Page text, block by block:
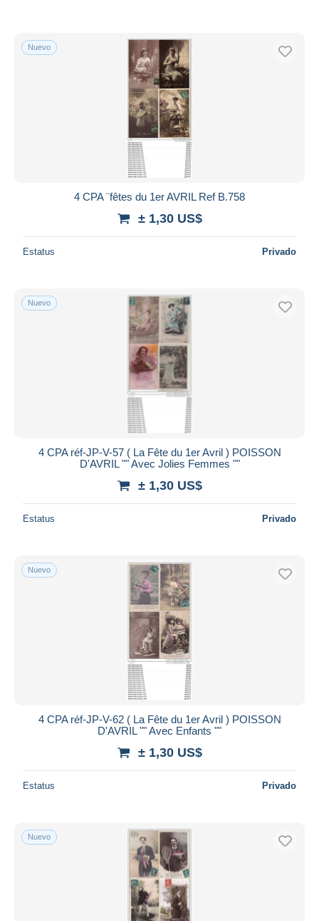
Nuevo
4 CPA ¨fêtes du 1er AVRIL Ref B.758
± 1,30 US$
Estatus Privado
Nuevo
4 CPA réf-JP-V-57 ( La Fête du 1er Avril ) POISSON
D'AVRIL "" Avec Jolies Femmes ""
± 1,30 US$
Estatus Privado
Nuevo
4 CPA réf-JP-V-62 ( La Fête du 1er Avril ) POISSON
D'AVRIL "" Avec Enfants ""
± 1,30 US$
Estatus Privado
Nuevo